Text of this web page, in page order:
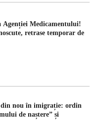
Agenției Medicamentului!
retrase temporar de
din nou în imigrație: ordin
de naștere” și